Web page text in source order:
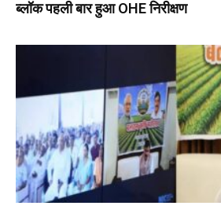
ब्लॉक पहली बार हुआ OHE निरीक्षण